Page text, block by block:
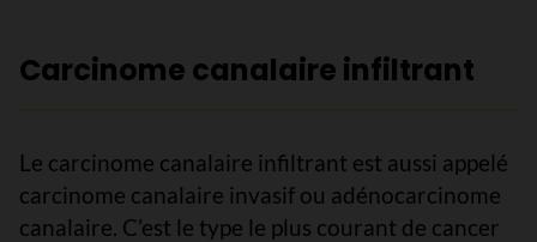
Carcinome canalaire infiltrant
Le carcinome canalaire infiltrant est aussi appelé
carcinome canalaire invasif ou adénocarcinome
canalaire. C’est le type le plus courant de cancer